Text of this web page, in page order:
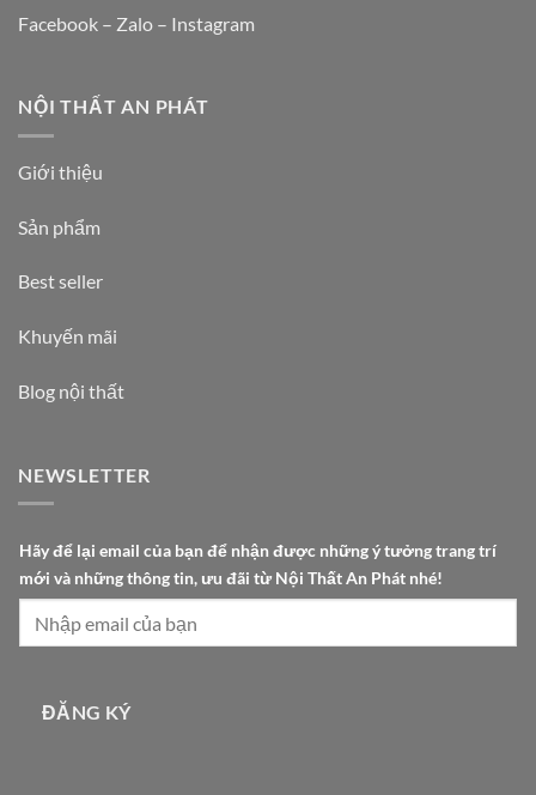
Facebook – Zalo – Instagram
NỘI THẤT AN PHÁT
Giới thiệu
Sản phẩm
Best seller
Khuyến mãi
Blog nội thất
NEWSLETTER
é
b
Hãy để lại email của bạn để nhận được những ý tưởng trang trí
mới và những thông tin, ưu đãi từ Nội Thất An Phát nhé!
ĐĂNG KÝ